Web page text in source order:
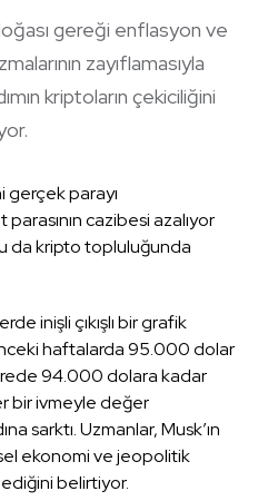
gereği enflasyon ve
zayıflamasıyla
kriptoların çekiciliğini
gerçek parayı
cazibesi azalıyor
da kripto topluluğunda
inişli çıkışlı bir grafik
haftalarda 95.000 dolar
94.000 dolara kadar
bir ivmeyle değer
sarktı. Uzmanlar, Musk’ın
ekonomi ve jeopolitik
belirtiyor.